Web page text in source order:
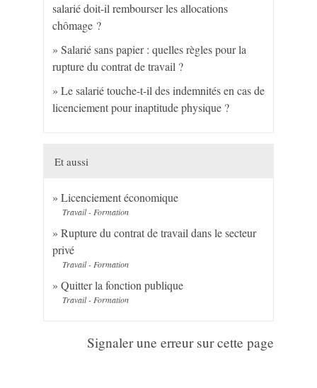
salarié doit-il rembourser les allocations
chômage ?
Salarié sans papier : quelles règles pour la
rupture du contrat de travail ?
Le salarié touche-t-il des indemnités en cas de
licenciement pour inaptitude physique ?
Et aussi
Licenciement économique
Travail - Formation
Rupture du contrat de travail dans le secteur
privé
Travail - Formation
Quitter la fonction publique
Travail - Formation
Signaler une erreur sur cette page